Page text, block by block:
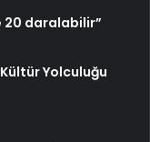
20 daralabilir”
Yolculuğu